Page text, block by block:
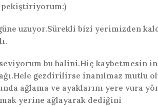
pekiştiriyorum:)
uzuyor.Sürekli bizi yerimizden
bu halini.Hiç kaybetmesin
gezdirilirse inanılmaz mutlu
ağlama ve ayaklarını yere vura
yerine ağlayarak dediğini